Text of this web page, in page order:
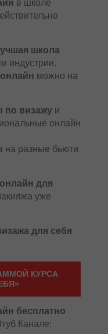
в школе
школа
индустрии.
можно на
по визажу и
онлайн
на разные бьюти
для
уже
для себя
КУРСА
бесплатно
Канале: